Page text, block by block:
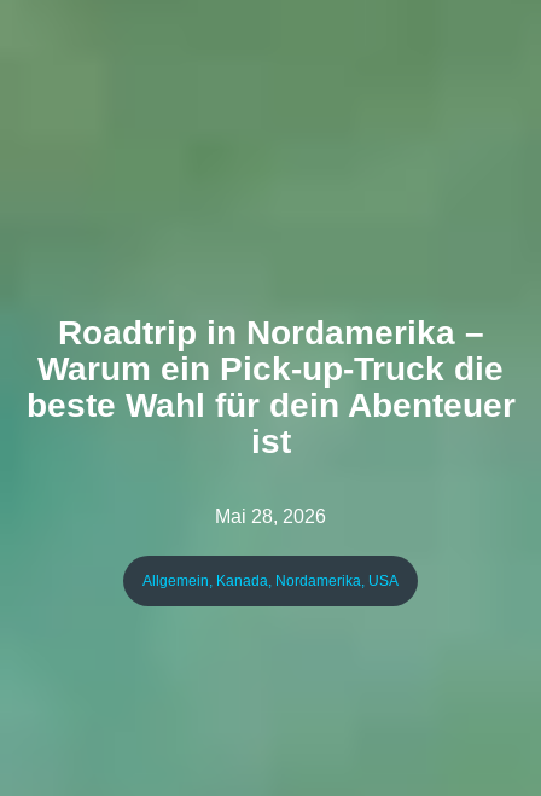
Roadtrip in Nordamerika –
Warum ein Pick-up-Truck die
beste Wahl für dein Abenteuer
ist
Mai 28, 2026
Allgemein, Kanada, Nordamerika, USA